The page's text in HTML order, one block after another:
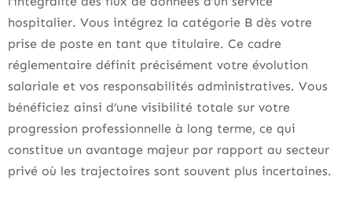
hospitalier. Vous intégrez la catégorie B dès votre
prise de poste en tant que titulaire. Ce cadre
réglementaire définit précisément votre évolution
salariale et vos responsabilités administratives. Vous
bénéficiez ainsi d’une visibilité totale sur votre
progression professionnelle à long terme, ce qui
constitue un avantage majeur par rapport au secteur
privé où les trajectoires sont souvent plus incertaines.